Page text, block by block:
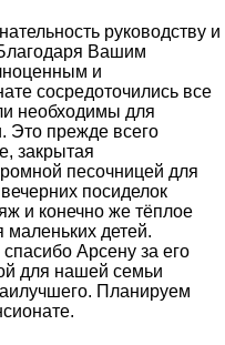
руководству и
Вашим
и
сосредоточились все
необходимы для
Это прежде всего
закрытая
песочницей для
посиделок
и конечно же тёплое
детей.
спасибо Арсену за его
для нашей семьи
Планируем